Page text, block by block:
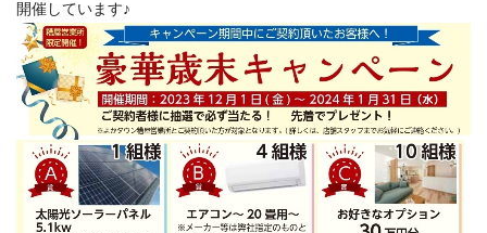
開催しています♪